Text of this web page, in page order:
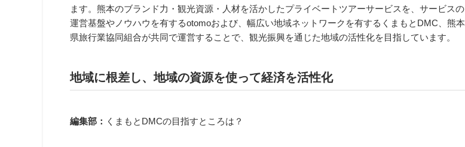
ます。熊本のブランド力・観光資源・人材を活かしたプライベートツアーサービスを、サービスの
運営基盤やノウハウを有するotomoおよび、幅広い地域ネットワークを有するくまもとDMC、熊本
県旅行業協同組合が共同で運営することで、観光振興を通じた地域の活性化を目指しています。
地域に根差し、地域の資源を使って経済を活性化
編集部： くまもとDMCの目指すところは？